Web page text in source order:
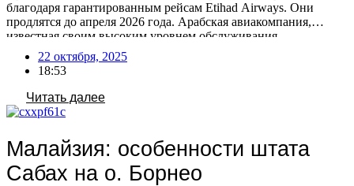
благодаря гарантированным рейсам Etihad Airways. Они
продлятся до апреля 2026 года. Арабская авиакомпания,
известная своим высоким уровнем обслуживания,
гарантирует приятные перелеты на протяжении всего пути.
Особой популярностью пользуются туры в зимний период
2025-2026, когда климат идеален для пляжного отдыха,
дайвинга и активных развлечений, обещая максимум
солнечных дней. Острова […]
22 октября, 2025
18:53
Читать далее
Малайзия: особенности штата
Сабах на о. Борнео